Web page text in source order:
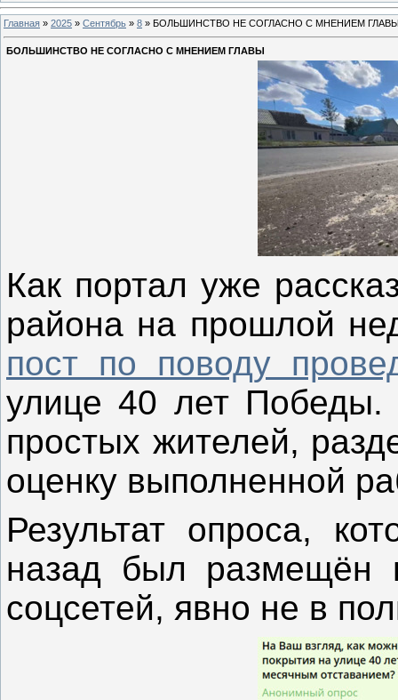
Главная » 2025 » Сентябрь » 8 » БОЛЬШИНСТВО НЕ СОГЛАСНО С МНЕНИЕМ
БОЛЬШИНСТВО НЕ СОГЛАСНО С МНЕНИЕМ ГЛАВЫ
Как портал уже
района на прошлой
пост по поводу
улице 40 лет
простых жителей,
оценку выполненной
Результат опроса,
назад был размещён
соцсетей, явно не в